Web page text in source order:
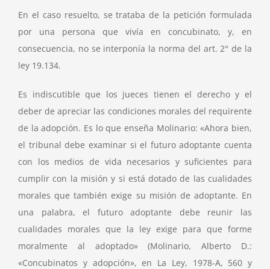
En el caso resuelto, se trataba de la petición formulada
por una persona que vivía en concubinato, y, en
consecuencia, no se interponía la norma del art. 2° de la
ley 19.134.
Es indiscutible que los jueces tienen el derecho y el
deber de apreciar las condiciones morales del requirente
de la adopción. Es lo que enseña Molinario: «Ahora bien,
el tribunal debe examinar si el futuro adoptante cuenta
con los medios de vida necesarios y suficientes para
cumplir con la misión y si está dotado de las cualidades
morales que también exige su misión de adoptante. En
una palabra, el futuro adoptante debe reunir las
cualidades morales que la ley exige para que forme
moralmente al adoptado» (Molinario, Alberto D.:
«Concubinatos y adopción», en La Ley, 1978-A, 560 y